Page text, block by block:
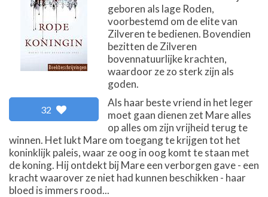
32
geboren als lage Roden,
voorbestemd om de elite van
Zilveren te bedienen. Bovendien
bezitten de Zilveren
bovennatuurlijke krachten,
waardoor ze zo sterk zijn als
goden.
Als haar beste vriend in het leger
moet gaan dienen zet Mare alles
op alles om zijn vrijheid terug te
winnen. Het lukt Mare om toegang te krijgen tot het
koninklijk paleis, waar ze oog in oog komt te staan met
de koning. Hij ontdekt bij Mare een verborgen gave - een
kracht waarover ze niet had kunnen beschikken - haar
bloed is immers rood...